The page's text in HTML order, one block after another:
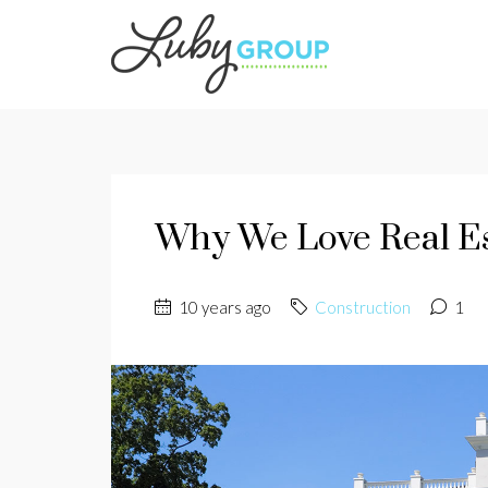
Why We Love Real
10 years ago Construction 1